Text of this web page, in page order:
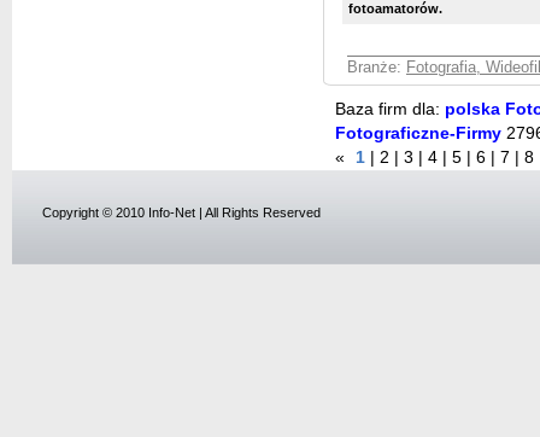
fotoamatorów.
Branże: Fotografia,
Baza firm dla: polska
Fotograficzne-Firmy
«
1 2 3 4 5 6 7 8
Copyright © 2010 Info-Net | All Rights Reserved